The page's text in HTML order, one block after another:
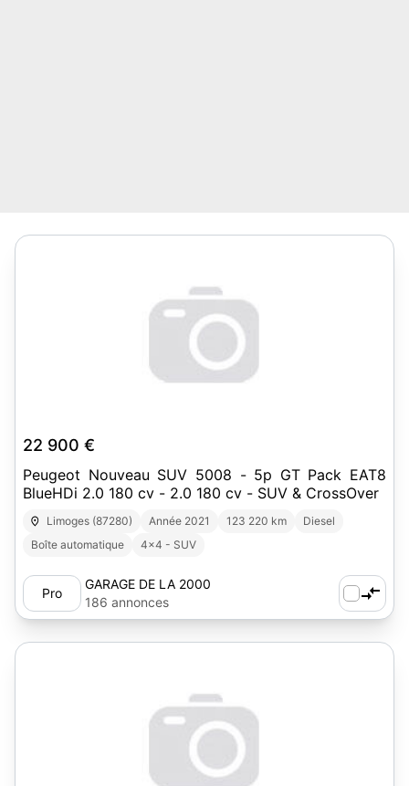
22 900 €
Peugeot Nouveau SUV 5008 - 5p GT Pack EAT8
BlueHDi 2.0 180 cv - 2.0 180 cv - SUV & CrossOver
Limoges (87280) Année 2021 123 220 km
Diesel
Boîte automatique
4x4 - SUV
Pro
GARAGE DE LA 2000
186 annonces